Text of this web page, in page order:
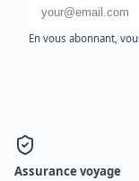
En vous abonnant,
Assurance voyage